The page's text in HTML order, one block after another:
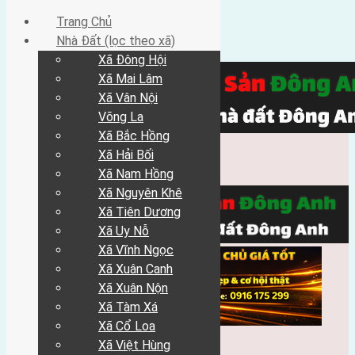
Trang Chủ
Trang Chủ
Nhà Đất (lọc theo xã)
Xã Đông Hội
Xã Mai Lâm
Xã Vân Nội
Võng La
Xã Bắc Hồng
Xã Hải Bối
Xã Nam Hồng
Xã Nguyên Khê
Xã Tiên Dương
Xã Uy Nỗ
Xã Vĩnh Ngọc
Xã Xuân Canh
Xã Xuân Nộn
Xã Tàm Xá
Xã Cổ Loa
Xã Việt Hùng